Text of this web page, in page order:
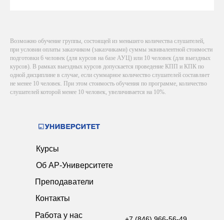
Возможно обучение группы, состоящей из меньшего количества слушателей,
при условии оплаты заказчиком (заказчиками) суммы эквивалентной стоимости
подготовки 6 человек (для курсов на базе АУЦ) или 10 человек (для выездных
курсов). В рамках выездных курсов допускается проведение КПП и КПК по
одной дисциплине в случае, если суммарное количество слушателей составляет
не менее 10 человек. При этом стоимость обучения по программе, количество
слушателей которой менее 10 человек, увеличивается на 10%.
Курсы
Об АР-Университете
Преподаватели
Контакты
Работа у нас